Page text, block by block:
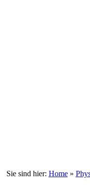
Sie sind hier: Home»